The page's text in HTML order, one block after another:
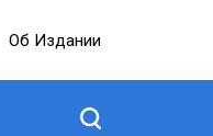
Об Издании